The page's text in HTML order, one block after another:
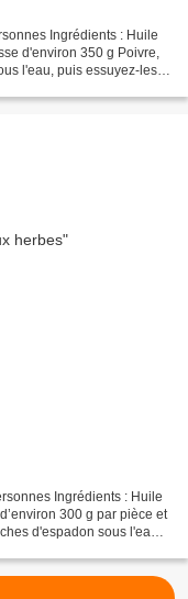
Ingrédients : Huile
d'environ 350 g Poivre,
l'eau, puis essuyez-les
Ingrédients : Huile
300 g par pièce et
d'espadon sous l'eau,